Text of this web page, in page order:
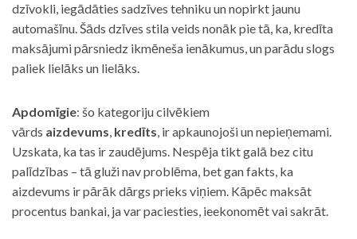
dzīvokli, iegādāties sadzīves tehniku un nopirkt jaunu
automašīnu. Šāds dzīves stila veids nonāk pie tā, ka, kredīta
maksājumi pārsniedz ikmēneša ienākumus, un parādu slogs
paliek lielāks un lielāks.
Apdomīgie: šo kategoriju cilvēkiem
vārds aizdevums, kredīts, ir apkaunojoši un nepieņemami.
Uzskata, ka tas ir zaudējums. Nespēja tikt galā bez citu
palīdzības – tā gluži nav problēma, bet gan fakts, ka
aizdevums ir pārāk dārgs prieks viņiem. Kāpēc maksāt
procentus bankai, ja var paciesties, ieekonomēt vai sakrāt.